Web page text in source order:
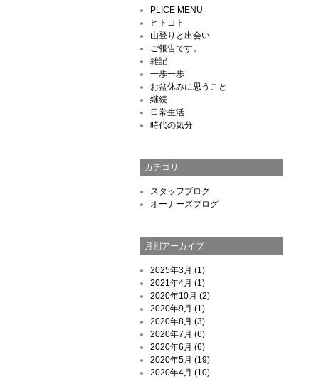
PLICE MENU
ヒトコト
山登りと出会い
ご報告です。
雑記
一歩一歩
お盆休みに思うこと
継続
日常生活
時代の気分
カテゴリ
スタッフブログ
オーナーズブログ
月別アーカイブ
2025年3月 (1)
2021年4月 (1)
2020年10月 (2)
2020年9月 (1)
2020年8月 (3)
2020年7月 (6)
2020年6月 (6)
2020年5月 (19)
2020年4月 (10)